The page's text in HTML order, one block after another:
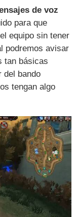
de voz
para que
equipo sin tener
podremos avisar
tan básicas
del bando
tengan algo